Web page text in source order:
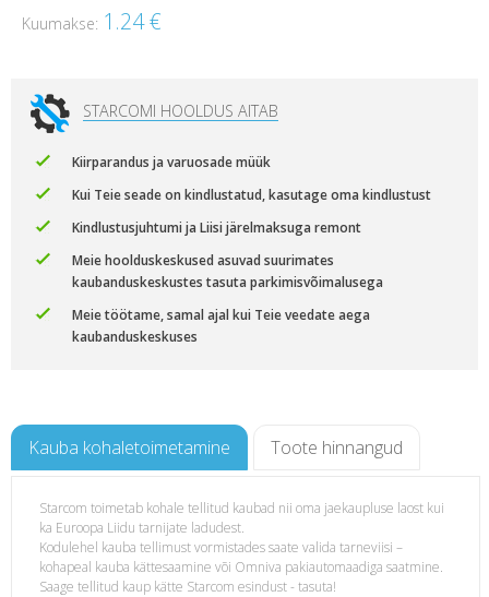
Kuumakse: 1.24€
STARCOMI HOOLDUS AITAB
Kiirparandus ja varuosade müük
Kui Teie seade on kindlustatud, kasutage oma kindlustust
Kindlustusjuhtumi ja Liisi järelmaksuga remont
Meie hoolduskeskused asuvad suurimates
kaubanduskeskustes tasuta parkimisvõimalusega
Meie töötame, samal ajal kui Teie veedate aega
kaubanduskeskuses
Kauba kohaletoimetamine Toote hinnangud
Starcom toimetab kohale tellitud kaubad nii oma jaekaupluse laost kui
ka Euroopa Liidu tarnijate ladudest.
Kodulehel kauba tellimust vormistades saate valida tarneviisi –
kohapeal kauba kättesaamine või Omniva pakiautomaadiga saatmine.
Saage tellitud kaup kätte Starcom esindust - tasuta!